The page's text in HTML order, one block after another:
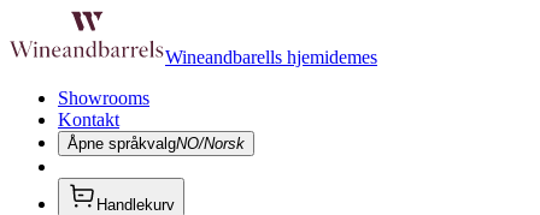
Wineandbarells hjemidemes
Showrooms
Kontakt
Åpne språkvalgNO/Norsk
Handlekurv